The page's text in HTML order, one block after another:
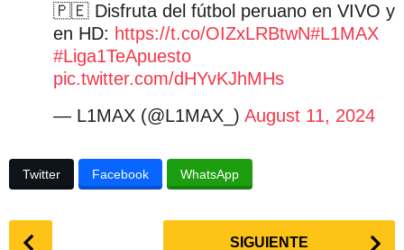
🇵🇪 Disfruta del fútbol peruano en VIVO y
en HD: https://t.co/OIZxLRBtwN#L1MAX
#Liga1TeApuesto
pic.twitter.com/dHYvKJhMHs
— L1MAX (@L1MAX_) August 11, 2024
Twitter Facebook WhatsApp
SIGUIENTE